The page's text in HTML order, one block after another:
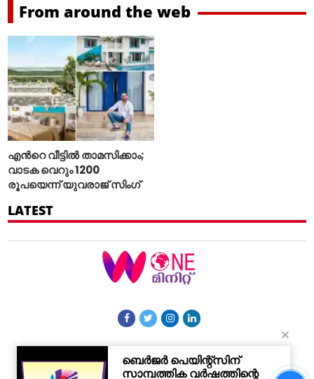
From around the web
എന്‍റെ വീട്ടില്‍ താമസിക്കാം;
വാടക വെറും 1200
രൂപയെന്ന് യുവരാജ് സിംഗ്
LATEST